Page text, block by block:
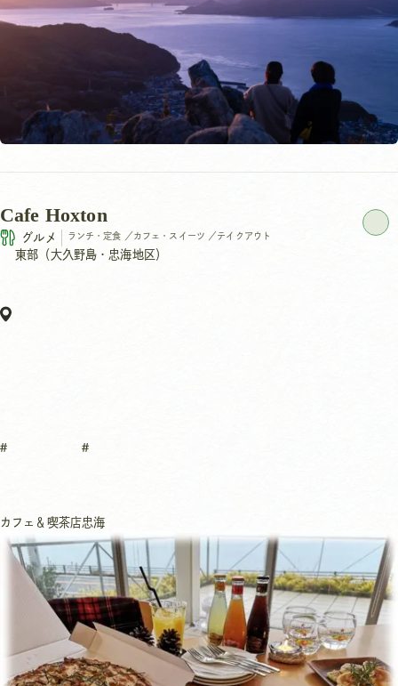
Cafe Hoxton
グルメ ランチ・定食 ／ カフェ・スイーツ ／ テイクアウト
東部（大久野島・忠海地区）
カフェ＆喫茶店忠海